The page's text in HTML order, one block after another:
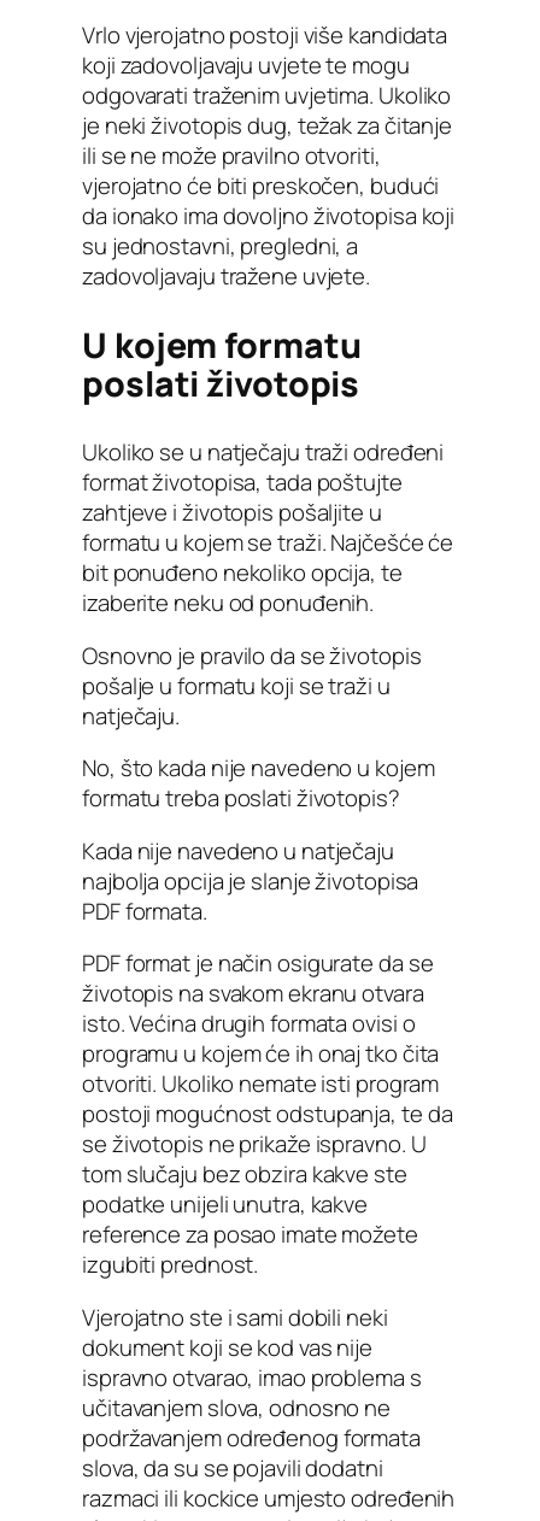
Vrlo vjerojatno postoji više kandidata
koji zadovoljavaju uvjete te mogu
odgovarati traženim uvjetima. Ukoliko
je neki životopis dug, težak za čitanje
ili se ne može pravilno otvoriti,
vjerojatno će biti preskočen, budući
da ionako ima dovoljno životopisa koji
su jednostavni, pregledni, a
zadovoljavaju tražene uvjete.
U kojem formatu
poslati životopis
Ukoliko se u natječaju traži određeni
format životopisa, tada poštujte
zahtjeve i životopis pošaljite u
formatu u kojem se traži. Najčešće će
bit ponuđeno nekoliko opcija, te
izaberite neku od ponuđenih.
Osnovno je pravilo da se životopis
pošalje u formatu koji se traži u
natječaju.
No, što kada nije navedeno u kojem
formatu treba poslati životopis?
Kada nije navedeno u natječaju
najbolja opcija je slanje životopisa
PDF formata.
PDF format je način osigurate da se
životopis na svakom ekranu otvara
isto. Većina drugih formata ovisi o
programu u kojem će ih onaj tko čita
otvoriti. Ukoliko nemate isti program
postoji mogućnost odstupanja, te da
se životopis ne prikaže ispravno. U
tom slučaju bez obzira kakve ste
podatke unijeli unutra, kakve
reference za posao imate možete
izgubiti prednost.
Vjerojatno ste i sami dobili neki
dokument koji se kod vas nije
ispravno otvarao, imao problema s
učitavanjem slova, odnosno ne
podržavanjem određenog formata
slova, da su se pojavili dodatni
razmaci ili kockice umjesto određenih